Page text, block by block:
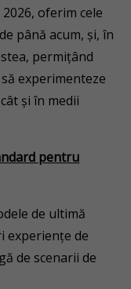
oferim cele
până acum, și, în
permițând
experimenteze
și în medii
pentru
de ultimă
experiențe de
de scenarii de